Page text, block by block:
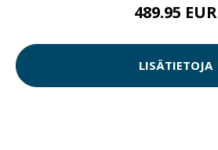
489.95 EUR
LISÄTIETOJA